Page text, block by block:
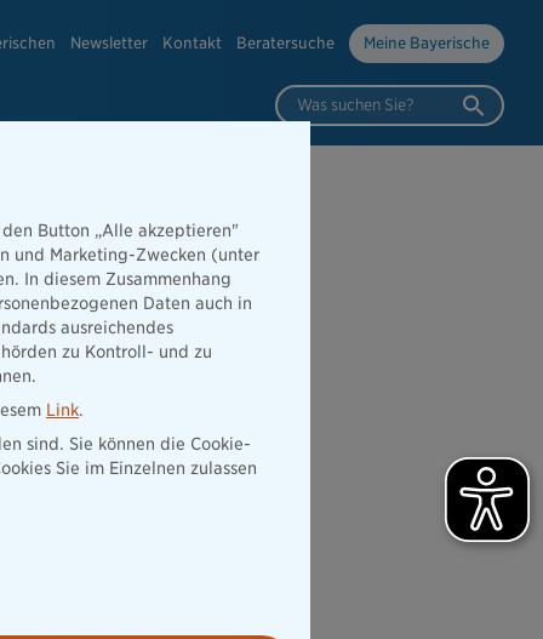
Newsletter Kontakt Beratersuche Meine Bayerische
Was suchen Sie?
die
zählt“
Button „Alle akzeptieren"
und Marketing-Zwecken (unter
In diesem Zusammenhang
Daten auch in
ausreichendes
zu Kontroll- und zu
Link.
sind. Sie können die Cookie-
Sie im Einzelnen zulassen